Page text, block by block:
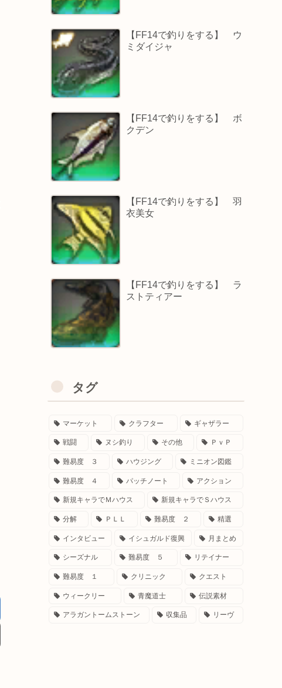
【FF14で釣りをする】 ウ
ミダイジャ
【FF14で釣りをする】 ボ
クデン
【FF14で釣りをする】 羽
衣美女
【FF14で釣りをする】 ラ
ストティアー
タグ
マーケット クラフター ギャザラー
戦闘 ヌシ釣り その他 ＰｖＰ
難易度 ３ ハウジング ミニオン図鑑
難易度 ４ パッチノート アクション
新規キャラでＭハウス 新規キャラでＳハウス
分解 ＰＬＬ 難易度 ２ 精選
インタビュー イシュガルド復興 月まとめ
シーズナル 難易度 ５ リテイナー
難易度 １ クリニック クエスト
ウィークリー 青魔道士 伝説素材
アラガントームストーン 収集品 リーヴ